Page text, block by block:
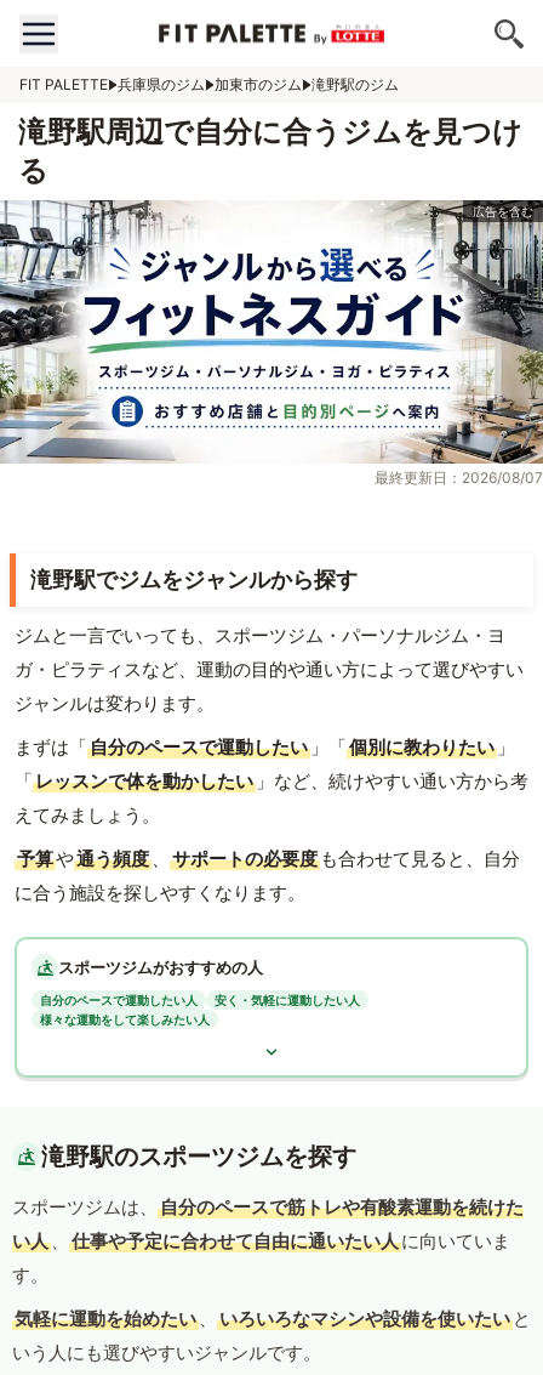
FIT PALETTE 兵庫県のジム 加東市のジム 滝野駅のジム
滝野駅周辺で自分に合うジムを見つけ
る
最終更新日：2026/08/07
滝野駅でジムをジャンルから探す
ジムと一言でいっても、スポーツジム・パーソナルジム・ヨ
ガ・ピラティスなど、運動の目的や通い方によって選びやすい
ジャンルは変わります。
まずは「自分のペースで運動したい 」「個別に教わりたい 」
「レッスンで体を動かしたい 」など、続けやすい通い方から考
えてみましょう。
予算や通う頻度 、 サポートの必要度 も合わせて見ると、自分
に合う施設を探しやすくなります。
スポーツジムがおすすめの人
自分のペースで運動したい人
安く・気軽に運動したい人
様々な運動をして楽しみたい人
滝野駅のスポーツジムを探す
スポーツジムは、
自分のペースで筋トレや有酸素運動を続けた
い人 、 仕事や予定に合わせて自由に通いたい人に向いていま
す。
気軽に運動を始めたい 、 いろいろなマシンや設備を使いたい と
いう人にも選びやすいジャンルです。